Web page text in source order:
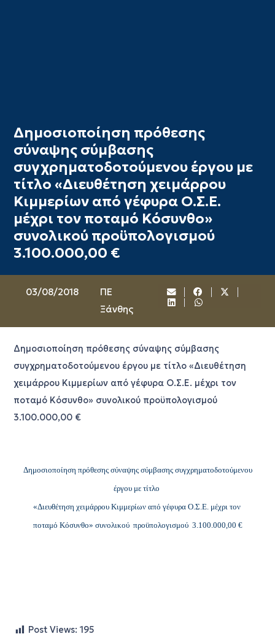
Δημοσιοποίηση πρόθεσης
σύναψης σύμβασης
συγχρηματοδοτούμενου έργου με
τίτλο «Διευθέτηση χειμάρρου
Κιμμερίων από γέφυρα Ο.Σ.Ε.
μέχρι τον ποταμό Κόσυνθο»
συνολικού προϋπολογισμού
3.100.000,00 €
03/08/2018
ΠΕ
Ξάνθης
Δημοσιοποίηση πρόθεσης σύναψης σύμβασης
συγχρηματοδοτούμενου έργου με τίτλο «Διευθέτηση
χειμάρρου Κιμμερίων από γέφυρα Ο.Σ.Ε. μέχρι τον
ποταμό Κόσυνθο» συνολικού προϋπολογισμού
3.100.000,00 €
Δημοσιοποίηση πρόθεσης σύναψης σύμβασης συγχρηματοδοτούμενου
έργου με τίτλο
«Διευθέτηση χειμάρρου Κιμμερίων από γέφυρα Ο.Σ.Ε. μέχρι τον
ποταμό Κόσυνθο» συνολικού προϋπολογισμού 3.100.000,00 €
Post Views: 195